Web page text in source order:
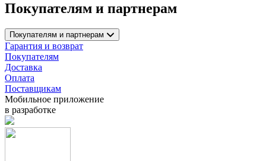
Покупателям и партнерам
Покупателям и партнерам
Гарантия и возврат
Покупателям
Доставка
Оплата
Поставщикам
Мобильное приложение
в разработке